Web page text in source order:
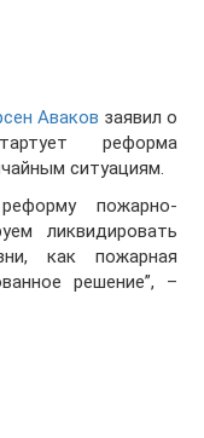
Аваков заявил о
реформа
ситуациям.
пожарно-
ликвидировать
как пожарная
решение”, –